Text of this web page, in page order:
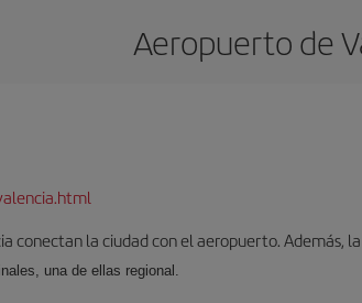
Aeropuerto de
conectan la ciudad con el aeropuerto.
una de ellas regional.